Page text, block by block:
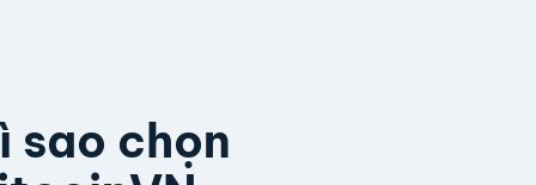
sao chọn